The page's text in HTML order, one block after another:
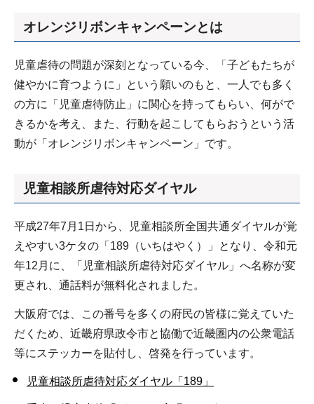
オレンジリボンキャンペーンとは
児童虐待の問題が深刻となっている今、「子どもたちが
健やかに育つように」という願いのもと、一人でも多く
の方に「児童虐待防止」に関心を持ってもらい、何がで
きるかを考え、また、行動を起こしてもらおうという活
動が「オレンジリボンキャンペーン」です。
児童相談所虐待対応ダイヤル
平成27年7月1日から、児童相談所全国共通ダイヤルが覚
えやすい3ケタの「189（いちはやく）」となり、令和元
年12月に、「児童相談所虐待対応ダイヤル」へ名称が変
更され、通話料が無料化されました。
大阪府では、この番号を多くの府民の皆様に覚えていた
だくため、近畿府県政令市と協働で近畿圏内の公衆電話
等にステッカーを貼付し、啓発を行っています。
児童相談所虐待対応ダイヤル「189」